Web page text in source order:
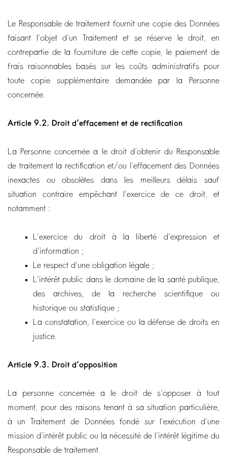
Le Responsable de traitement fournit une copie des Données
faisant l’objet d’un Traitement et se réserve le droit, en
contrepartie de la fourniture de cette copie, le paiement de
frais raisonnables basés sur les coûts administratifs pour
toute copie supplémentaire demandée par la Personne
concernée.
Article 9.2. Droit d’effacement et de rectification
La Personne concernée a le droit d’obtenir du Responsable
de traitement la rectification et/ou l’effacement des Données
inexactes ou obsolètes dans les meilleurs délais sauf
situation contraire empêchant l’exercice de ce droit, et
notamment :
L’exercice du droit à la liberté d’expression et
d’information ;
Le respect d’une obligation légale ;
L’intérêt public dans le domaine de la santé publique,
des archives, de la recherche scientifique ou
historique ou statistique ;
La constatation, l’exercice ou la défense de droits en
justice.
Article 9.3. Droit d’opposition
La personne concernée a le droit de s’opposer à tout
moment, pour des raisons tenant à sa situation particulière,
à un Traitement de Données fondé sur l’exécution d’une
mission d’intérêt public ou la nécessité de l’intérêt légitime du
Responsable de traitement.